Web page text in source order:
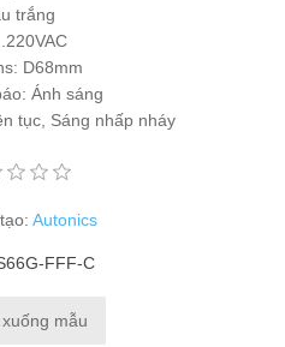
trắng
D68mm
Ánh sáng
tục, Sáng nhấp nháy
Autonics
FFF-C
mẫu